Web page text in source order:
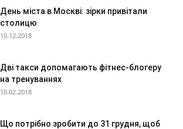
День міста в Москві: зірки привітали
столицю
10.12.2018
Дві такси допомагають фітнес-блогеру
на тренуваннях
10.02.2018
Що потрібно зробити до 31 грудня, щоб